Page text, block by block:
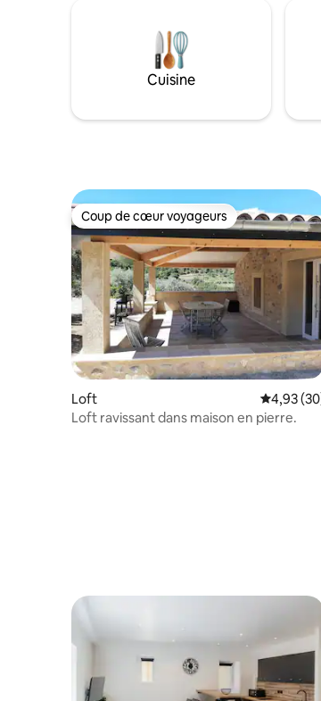
Cuisine
Coup de cœur voyageurs
Coup de cœur voyageurs
Loft
4,93
Loft ravissant dans maison en pierre.